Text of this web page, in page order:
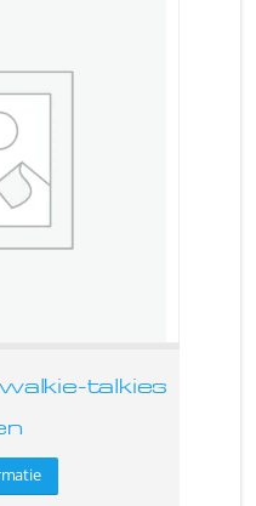
talkies